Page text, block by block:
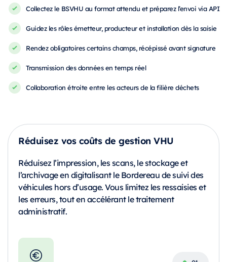
Collectez le BSVHU au format attendu et préparez l’envoi via API
Guidez les rôles émetteur, producteur et installation dès la saisie
Rendez obligatoires certains champs, récépissé avant signature
Transmission des données en temps réel
Collaboration étroite entre les acteurs de la filière déchets
Réduisez vos coûts de gestion VHU
Réduisez l’impression, les scans, le stockage et
l’archivage en digitalisant le Bordereau de suivi des
véhicules hors d’usage. Vous limitez les ressaisies et
les erreurs, tout en accélérant le traitement
administratif.